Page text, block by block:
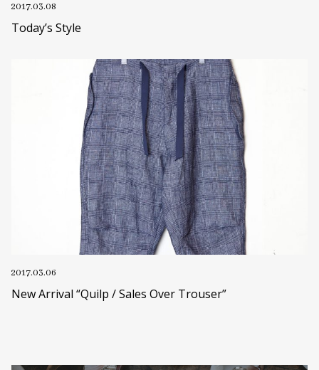
2017.03.08
Today’s Style
2017.03.06
New Arrival “Quilp / Sales Over Trouser”